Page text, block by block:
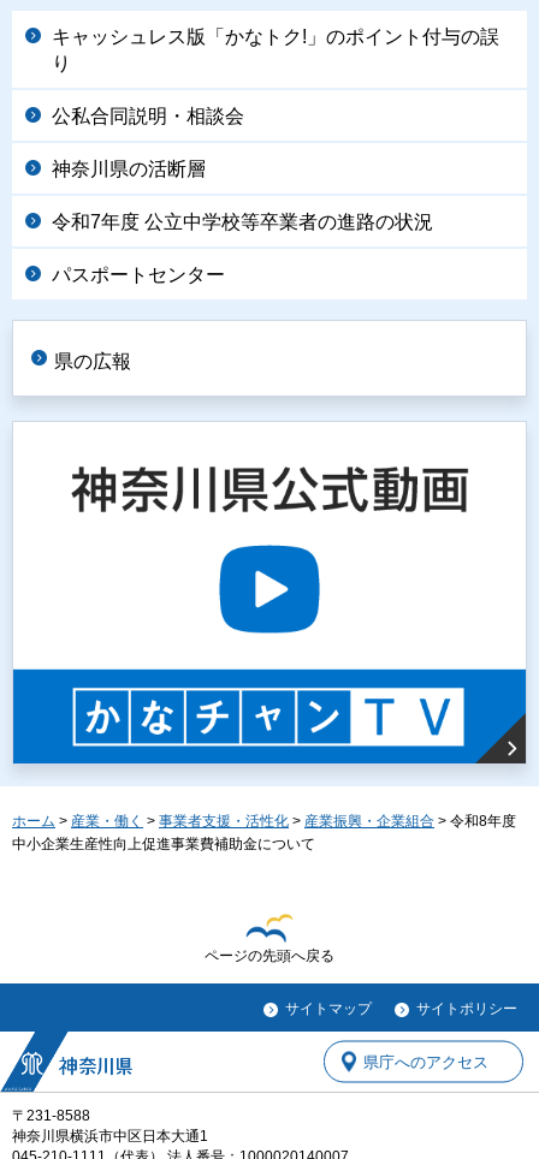
キャッシュレス版「かなトク!」のポイント付与の誤
り
公私合同説明・相談会
神奈川県の活断層
令和7年度 公立中学校等卒業者の進路の状況
パスポートセンター
県の広報
ホーム > 産業・働く > 事業者支援・活性化 > 産業振興・企業組合 > 令和8年度
中小企業生産性向上促進事業費補助金について
ページの先頭へ戻る
サイトマップ サイトポリシー
〒231-8588
神奈川県横浜市中区日本大通1
県庁へのアクセス